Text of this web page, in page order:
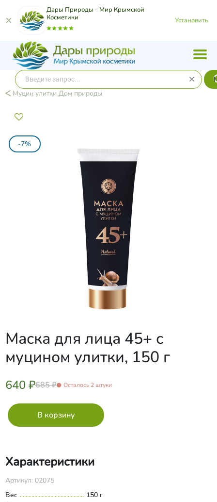
Дары Природы - Мир Крымской
Косметики
Установить
Муцин улитки Дом природы
-7%
Маска для лица 45+ с
муцином улитки, 150 г
640 ₽685 ₽ Осталось 2 штуки
Характеристики
Артикул: 02075
Вес
150 г